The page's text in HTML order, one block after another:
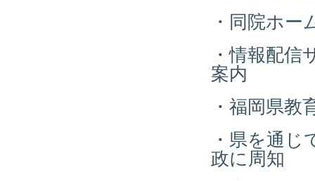
・同院ホ
・情報配
案内
・福岡県教
・県を通
政に周知